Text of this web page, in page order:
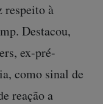
respeito à
Destacou,
ex-pré-
como sinal de
reação a